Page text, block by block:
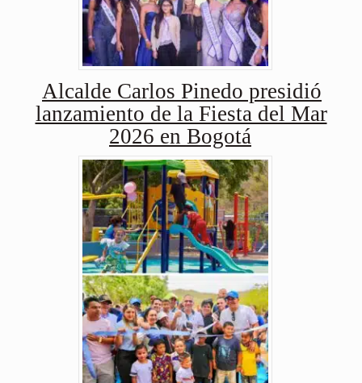
Alcalde Carlos Pinedo presidió
lanzamiento de la Fiesta del Mar
2026 en Bogotá